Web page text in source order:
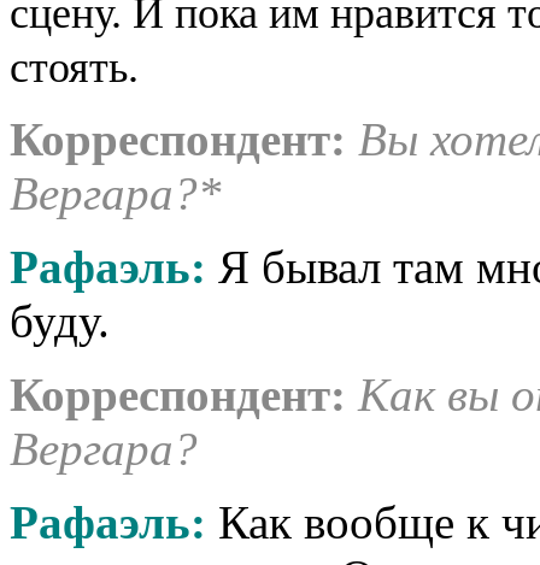
сцену. И пока им нравится
стоять.
Корреспондент: Вы
Вергара?*
Рафаэль: Я бывал там
буду.
Корреспондент: Как вы
Вергара?
Рафаэль: Как вообще к